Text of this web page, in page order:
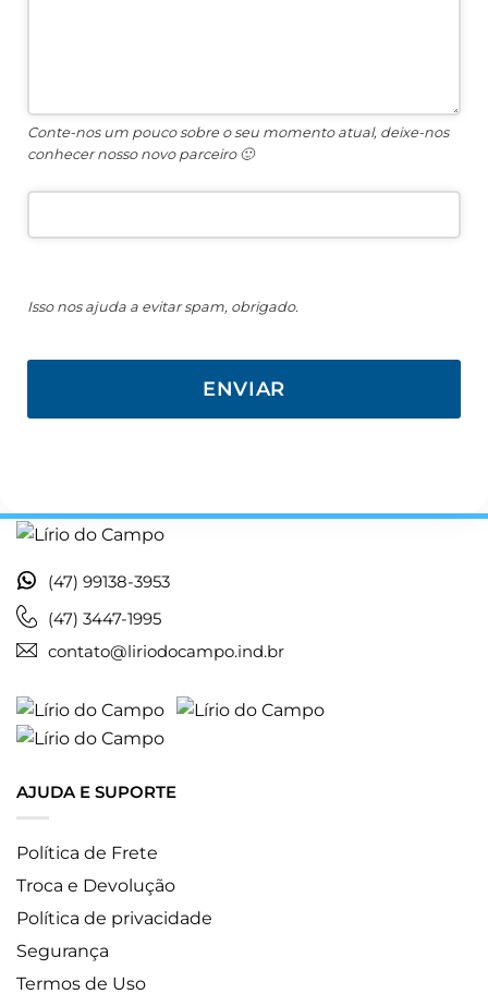
Conte-nos um pouco sobre o seu momento atual, deixe-nos
conhecer nosso novo parceiro 🙂
Isso nos ajuda a evitar spam, obrigado.
ENVIAR
deve
ser
em
branco
(47) 99138-3953
(47) 3447-1995
contato@liriodocampo.ind.br
AJUDA E SUPORTE
Política de Frete
Troca e Devolução
Política de privacidade
Segurança
Termos de Uso